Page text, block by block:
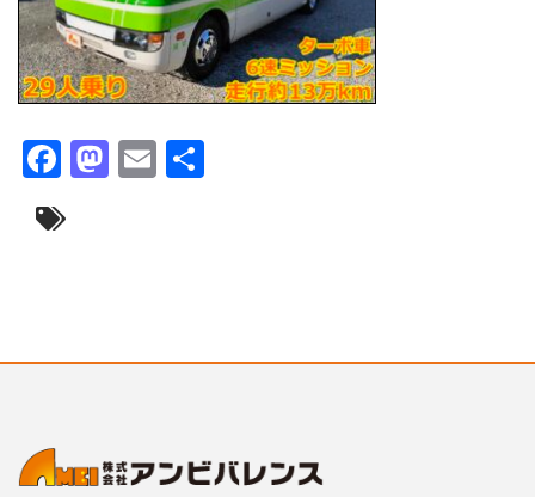
Facebook
Mastodon
Email